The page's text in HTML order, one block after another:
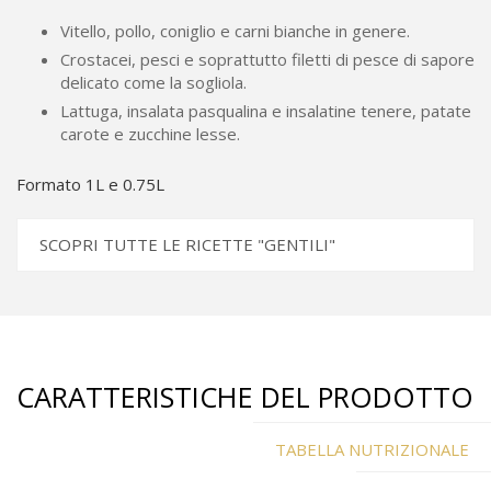
Vitello, pollo, coniglio e carni bianche in genere.
Crostacei, pesci e soprattutto filetti di pesce di sapore
delicato come la sogliola.
Lattuga, insalata pasqualina e insalatine tenere, patate
carote e zucchine lesse.
Formato 1L e 0.75L
SCOPRI TUTTE LE RICETTE "GENTILI"
CARATTERISTICHE DEL PRODOTTO
TABELLA NUTRIZIONALE